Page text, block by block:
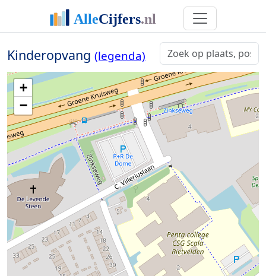
Kinderopvang (legenda)
+
−